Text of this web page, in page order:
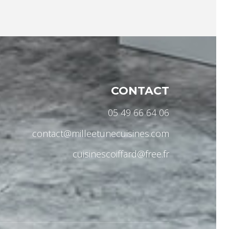
CONTACT
05 49 66 64 06
contact@milleetunecuisines.com
cuisinescoiffard@free.fr